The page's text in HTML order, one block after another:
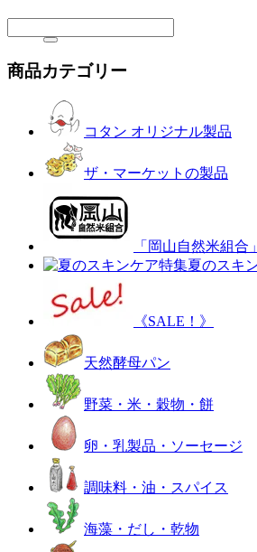
商品カテゴリー
コタン オリジナル製品
ザ・マーケットの製品
「岡山自然米組合
夏のスキ
《SALE！》
天然酵母パン
野菜・米・穀物・餅
卵・乳製品・ソーセージ
調味料・油・スパイス
海藻・だし・乾物